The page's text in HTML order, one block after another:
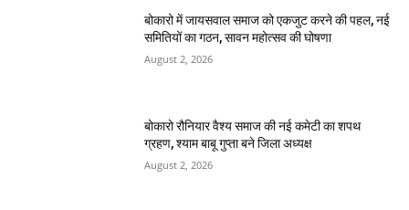
बोकारो में जायसवाल समाज को एकजुट करने की पहल, नई
समितियों का गठन, सावन महोत्सव की घोषणा
August 2, 2026
बोकारो रौनियार वैश्य समाज की नई कमेटी का शपथ
ग्रहण, श्याम बाबू गुप्ता बने जिला अध्यक्ष
August 2, 2026